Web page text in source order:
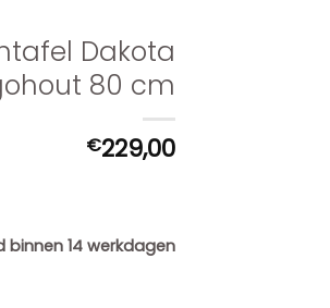
Dakota
80 cm
€229,00
binnen 14 werkdagen
Mangohout 80 cm aantal